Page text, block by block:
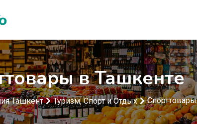
в Ташкенте
Ташкент Туризм, Спорт и Отдых Спорттовары